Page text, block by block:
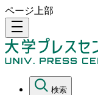
ページ上部
density_medium
検索